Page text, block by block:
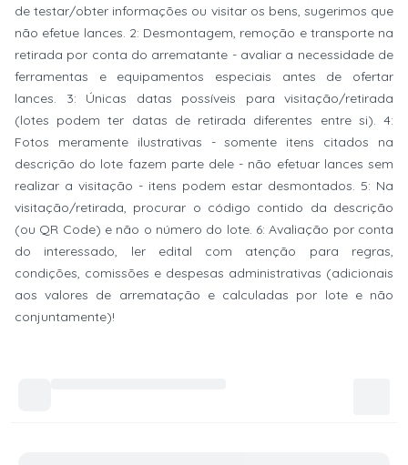
de testar/obter informações ou visitar os bens, sugerimos que
não efetue lances. 2: Desmontagem, remoção e transporte na
retirada por conta do arrematante - avaliar a necessidade de
ferramentas e equipamentos especiais antes de ofertar
lances. 3: Únicas datas possíveis para visitação/retirada
(lotes podem ter datas de retirada diferentes entre si). 4:
Fotos meramente ilustrativas - somente itens citados na
descrição do lote fazem parte dele - não efetuar lances sem
realizar a visitação - itens podem estar desmontados. 5: Na
visitação/retirada, procurar o código contido da descrição
(ou QR Code) e não o número do lote. 6: Avaliação por conta
do interessado, ler edital com atenção para regras,
condições, comissões e despesas administrativas (adicionais
aos valores de arrematação e calculadas por lote e não
conjuntamente)!